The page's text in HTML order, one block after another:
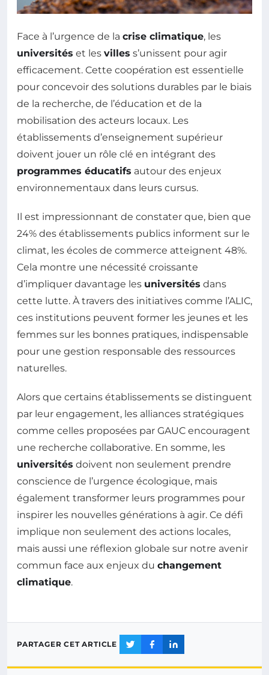
Face à l’urgence de la crise climatique, les
universités et les villes s’unissent pour agir
efficacement. Cette coopération est essentielle
pour concevoir des solutions durables par le biais
de la recherche, de l’éducation et de la
mobilisation des acteurs locaux. Les
établissements d’enseignement supérieur
doivent jouer un rôle clé en intégrant des
programmes éducatifs autour des enjeux
environnementaux dans leurs cursus.
Il est impressionnant de constater que, bien que
24% des établissements publics informent sur le
climat, les écoles de commerce atteignent 48%.
Cela montre une nécessité croissante
d’impliquer davantage les universités dans
cette lutte. À travers des initiatives comme l’ALIC,
ces institutions peuvent former les jeunes et les
femmes sur les bonnes pratiques, indispensable
pour une gestion responsable des ressources
naturelles.
Alors que certains établissements se distinguent
par leur engagement, les alliances stratégiques
comme celles proposées par GAUC encouragent
une recherche collaborative. En somme, les
universités doivent non seulement prendre
conscience de l’urgence écologique, mais
également transformer leurs programmes pour
inspirer les nouvelles générations à agir. Ce défi
implique non seulement des actions locales,
mais aussi une réflexion globale sur notre avenir
commun face aux enjeux du changement
climatique.
PARTAGER CET ARTICLE